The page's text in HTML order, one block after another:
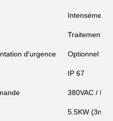
Intensément
Traitement
d'urgence Optionnel -
IP 67
380VAC / DC
5.5KW (3m-